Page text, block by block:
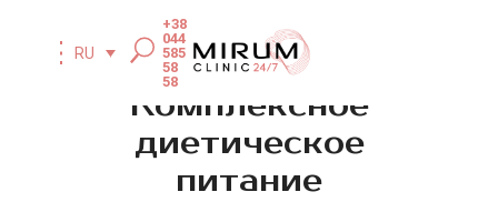
RU
+38
044
585
58
58
Комплексное
диетическое
питание